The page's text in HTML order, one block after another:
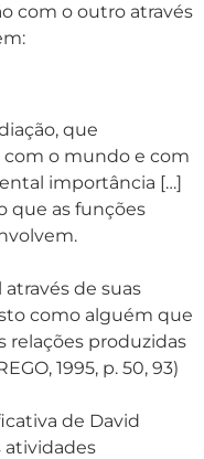
com o outro através
que
com o mundo e com
importância […]
que as funções
de suas
como alguém que
relações produzidas
1995, p. 50, 93)
de David
atividades